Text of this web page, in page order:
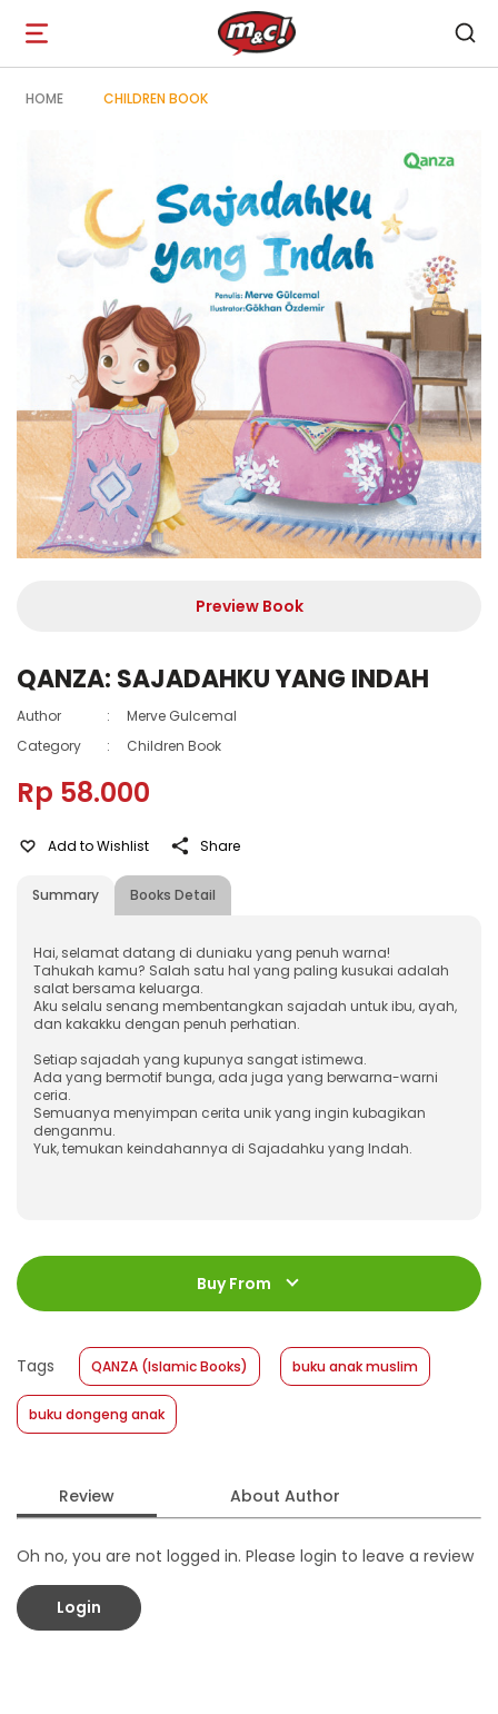
Open
navigation
HOME CHILDREN BOOK
Preview Book
QANZA: SAJADAHKU YANG INDAH
Author :
Merve Gulcemal
Category
: Children Book
Rp 58.000
Summary Books Detail
Add to Wishlist Share
Hai, selamat datang di duniaku yang penuh warna!
Tahukah kamu? Salah satu hal yang paling kusukai adalah
salat bersama keluarga.
Aku selalu senang membentangkan sajadah untuk ibu, ayah,
dan kakakku dengan penuh perhatian.
Setiap sajadah yang kupunya sangat istimewa.
Ada yang bermotif bunga, ada juga yang berwarna-warni
ceria.
Semuanya menyimpan cerita unik yang ingin kubagikan
denganmu.
Yuk, temukan keindahannya di Sajadahku yang Indah.
ISBN :
9786230316326
32 halaman
Size
:
24 x 22
Format
: Softcover
Buy From
Tags QANZA (Islamic Books) buku anak muslim
buku dongeng anak
Review About Author
Oh no, you are not logged in. Please login to leave a review
Login